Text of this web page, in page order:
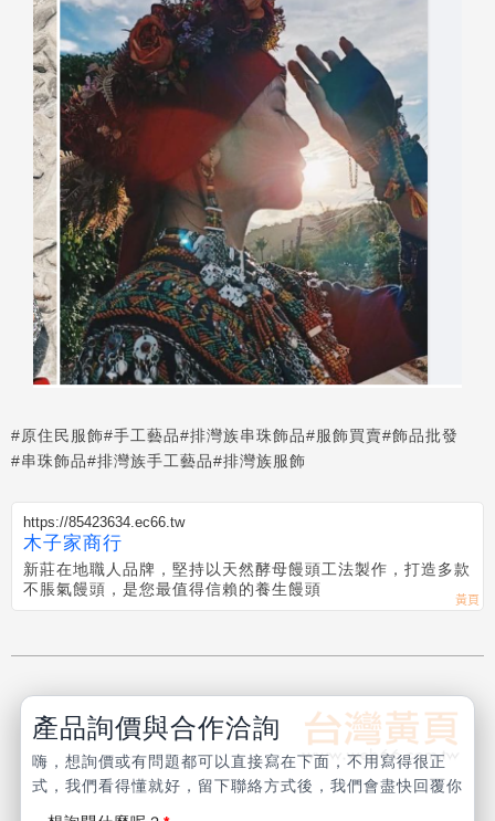
#原住民服飾#手工藝品#排灣族串珠飾品#服飾買賣#飾品批發
#串珠飾品#排灣族手工藝品#排灣族服飾
https://85423634.ec66.tw
木子家商行
新莊在地職人品牌，堅持以天然酵母饅頭工法製作，打造多款
不脹氣饅頭，是您最值得信賴的養生饅頭
產品詢價與合作洽詢
嗨，想詢價或有問題都可以直接寫在下面，不用寫得很正
式，我們看得懂就好，留下聯絡方式後，我們會盡快回覆你